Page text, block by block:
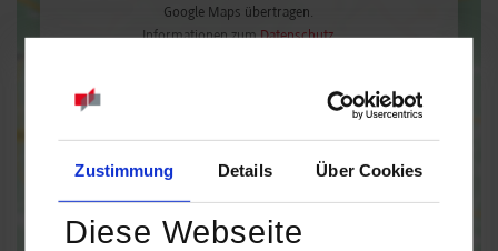
Zustimmung Details Über Cookies
Diese Webseite
Google Maps übertragen.
Informationen zumDatenschutz